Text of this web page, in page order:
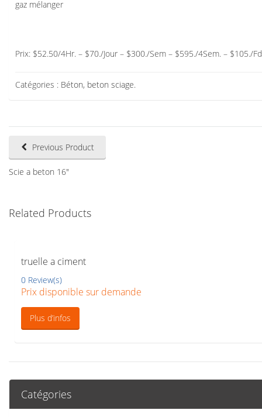
gaz mélanger
Prix: $52.50/4Hr. – $70./Jour – $300./Sem – $595./4Sem. – $105./
Catégories : Béton, beton sciage.
Previous Product
Scie a beton 16"
Related Products
truelle a ciment
0 Review(s)
Prix disponible sur demande
Plus d’infos
Catégories